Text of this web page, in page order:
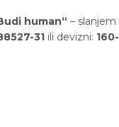
human“ – slanjem
31 ili devizni: 160-